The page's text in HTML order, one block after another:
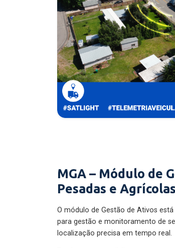
MGA – Módulo de
Pesadas e
O módulo de Gestão de Ativos
para gestão e monitoramento de
localização precisa em tempo real.